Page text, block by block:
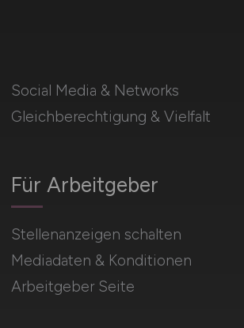
Social Media & Networks
Gleichberechtigung & Vielfalt
Für Arbeitgeber
Stellenanzeigen schalten
Mediadaten & Konditionen
Arbeitgeber Seite